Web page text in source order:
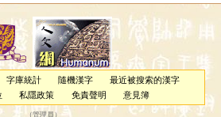
字庫統計 隨機漢字
最近被搜索的漢字
私隱政策 免責聲明 意見簿
（管理員 ）